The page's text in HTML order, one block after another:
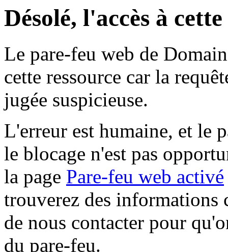
Désolé, l'accès à
Le pare-feu web de
cette ressource car la
jugée suspicieuse.
L'erreur est humaine, et le
le blocage n'est pas
la page Pare-feu web activé
trouverez des informations
de nous contacter pour
du pare-feu.